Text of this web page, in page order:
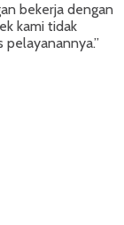
bekerja dengan
kami tidak